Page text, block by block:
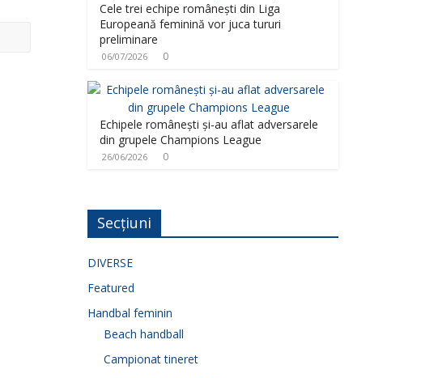
Cele trei echipe românești din Liga
Europeană feminină vor juca tururi
preliminare
06/07/2026 0
Echipele românești și-au aflat adversarele
din grupele Champions League
26/06/2026 0
Secțiuni
DIVERSE
Featured
Handbal feminin
Beach handball
Campionat tineret